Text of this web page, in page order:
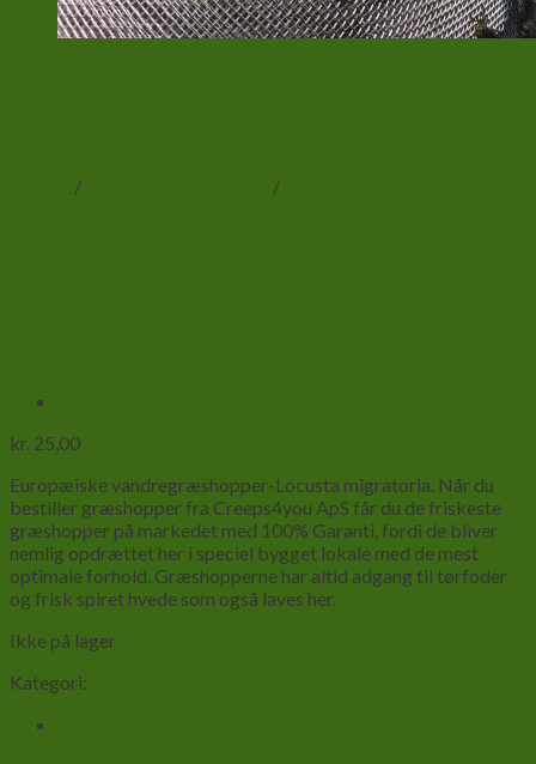
/ /
kr. 25,00
Europæiske vandregræshopper-Locusta migratoria. Når du
bestiller græshopper fra Creeps4you ApS får du de friskeste
græshopper på markedet med 100% Garanti, fordi de bliver
nemlig opdrættet her i speciel bygget lokale med de mest
optimale forhold. Græshopperne har altid adgang til tørfoder
og frisk spiret hvede som også laves her.
Ikke på lager
Kategori: